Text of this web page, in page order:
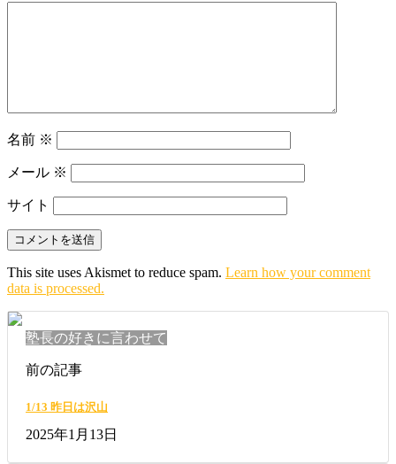
名前 ※
メール ※
サイト
This site uses Akismet to reduce spam. Learn how your comment
data is processed.
塾長の好きに言わせて
前の記事
1/13 昨日は沢山
2025年1月13日